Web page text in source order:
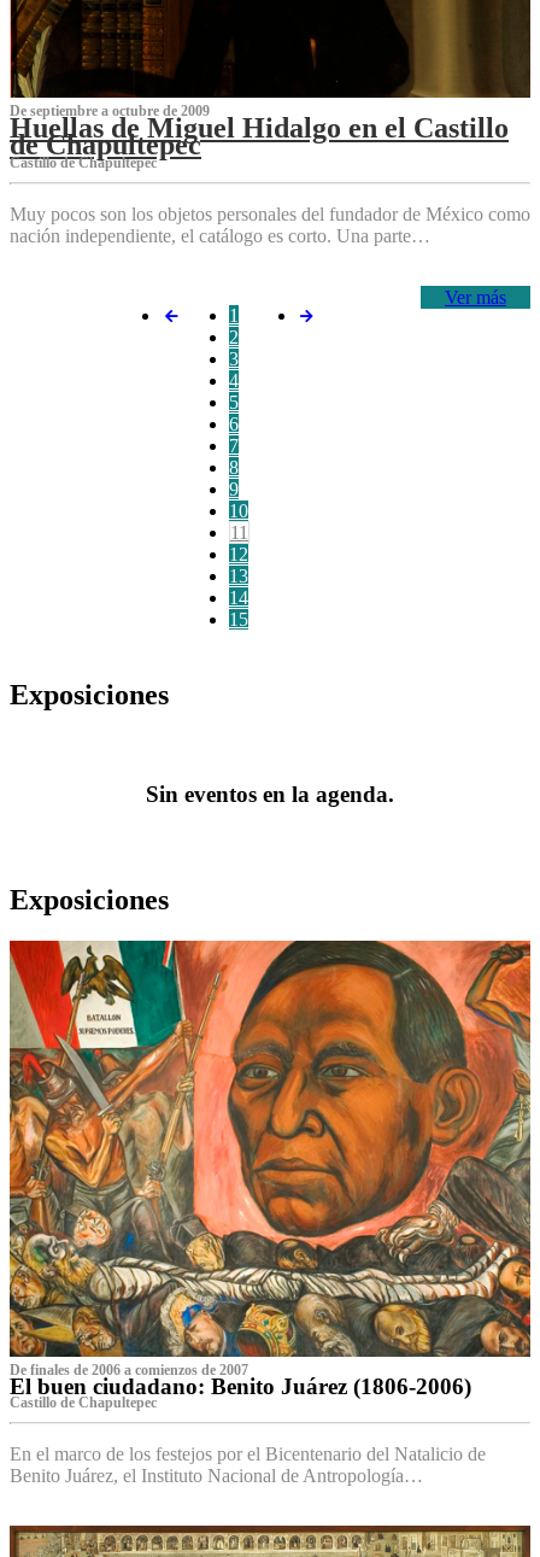
De septiembre a octubre de 2009
Huellas de Miguel Hidalgo en el Castillo
de Chapultepec
Castillo de Chapultepec
Muy pocos son los objetos personales del fundador de México como
nación independiente, el catálogo es corto. Una parte…
Ver más
1
2
3
4
5
6
7
8
9
10
11
12
13
14
15
Exposiciones
Sin eventos en la agenda.
Exposiciones
De finales de 2006 a comienzos de 2007
El buen ciudadano: Benito Juárez (1806-2006)
Castillo de Chapultepec
En el marco de los festejos por el Bicentenario del Natalicio de
Benito Juárez, el Instituto Nacional de Antropología…